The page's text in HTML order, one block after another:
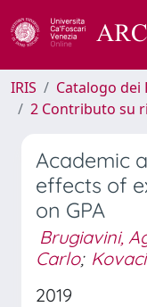
IRIS
Catalogo dei
2 Contributo su
Academic
effects of
on GPA
Brugiavini,
Carlo;
2019